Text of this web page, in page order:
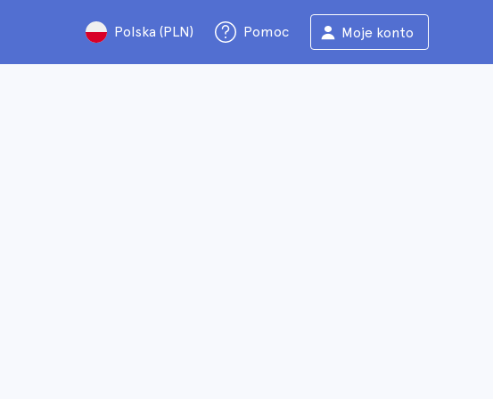
Polska (PLN) Pomoc Moje konto